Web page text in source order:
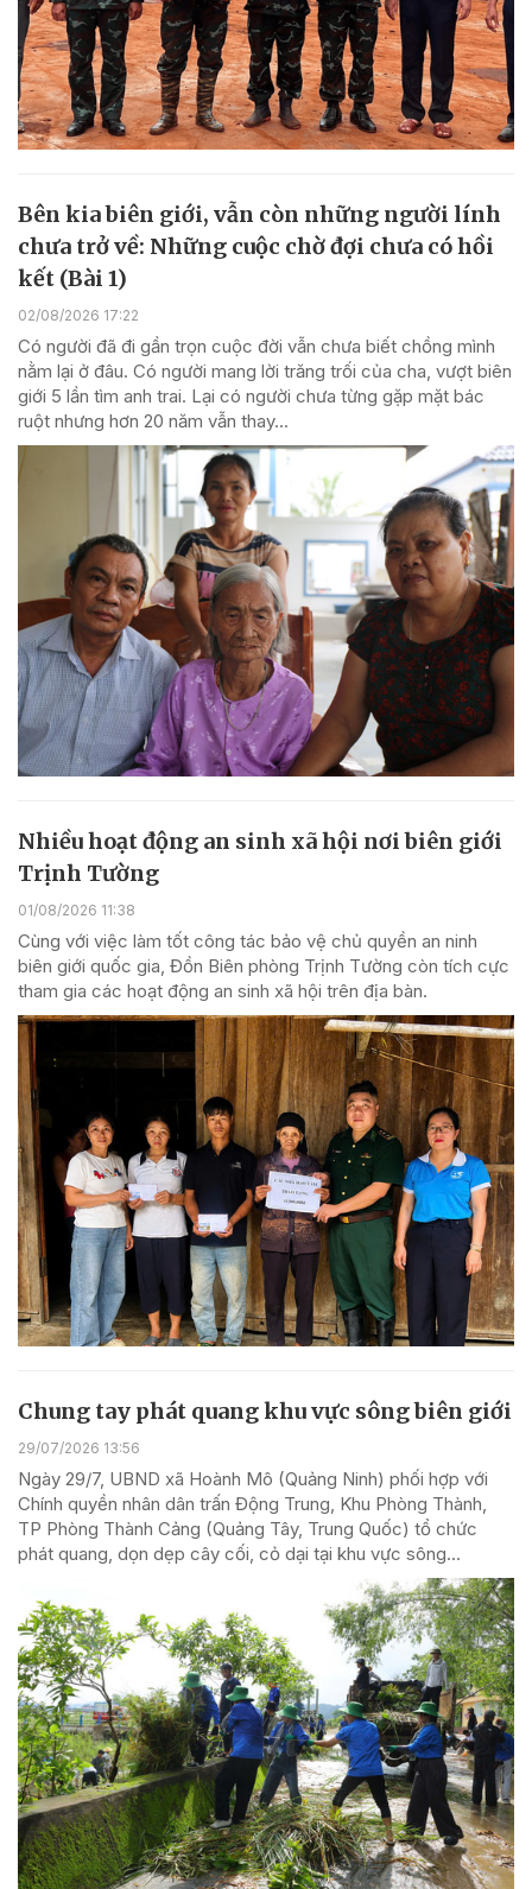
Bên kia biên giới, vẫn còn những người lính
chưa trở về: Những cuộc chờ đợi chưa có hồi
kết (Bài 1)
02/08/2026 17:22
Có người đã đi gần trọn cuộc đời vẫn chưa biết chồng mình
nằm lại ở đâu. Có người mang lời trăng trối của cha, vượt biên
giới 5 lần tìm anh trai. Lại có người chưa từng gặp mặt bác
ruột nhưng hơn 20 năm vẫn thay...
Nhiều hoạt động an sinh xã hội nơi biên giới
Trịnh Tường
01/08/2026 11:38
Cùng với việc làm tốt công tác bảo vệ chủ quyền an ninh
biên giới quốc gia, Đồn Biên phòng Trịnh Tường còn tích cực
tham gia các hoạt động an sinh xã hội trên địa bàn.
Chung tay phát quang khu vực sông biên giới
29/07/2026 13:56
Ngày 29/7, UBND xã Hoành Mô (Quảng Ninh) phối hợp với
Chính quyền nhân dân trấn Động Trung, Khu Phòng Thành,
TP Phòng Thành Cảng (Quảng Tây, Trung Quốc) tổ chức
phát quang, dọn dẹp cây cối, cỏ dại tại khu vực sông...